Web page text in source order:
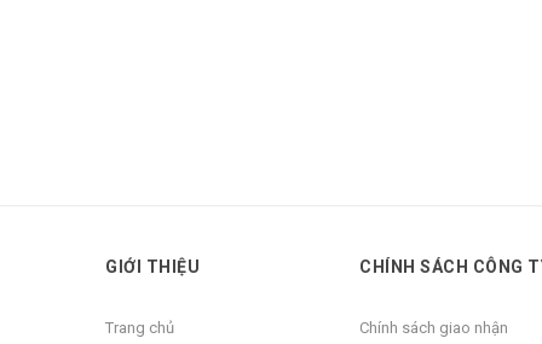
GIỚI THIỆU
Trang chủ
CHÍNH SÁCH CÔNG
Chính sách giao nhận